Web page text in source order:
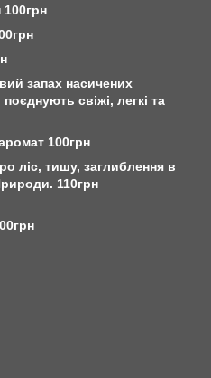
запах насичених
свіжі, легкі та
100грн
ліс, тишу, заглиблення в
110грн